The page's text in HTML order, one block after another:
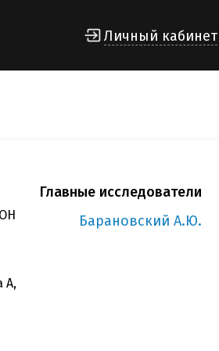
Личный кабинет
А,
Главные исследователи
Барановский А.Ю.